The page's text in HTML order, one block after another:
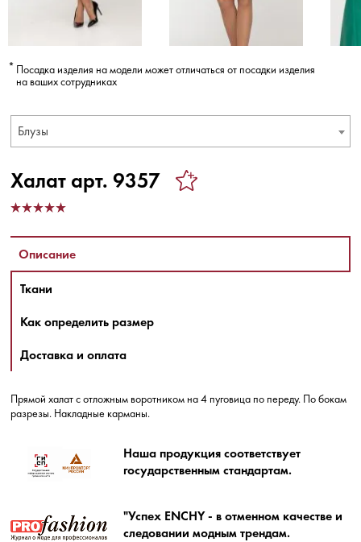
Посадка изделия на модели может отличаться от посадки изделия
на ваших сотрудниках
Блузы
Халат арт. 9357
Описание
Ткани
Как определить размер
Доставка и оплата
Прямой халат с отложным воротником на 4 пуговица по переду. По бокам
разрезы. Накладные карманы.
Наша продукция соответствует
государственным стандартам.
"Успех ENCHY - в отменном качестве и
следовании модным трендам.